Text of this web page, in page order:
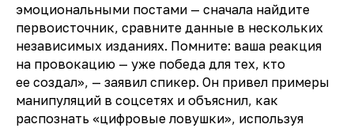
эмоциональными постами — сначала найдите
первоисточник, сравните данные в нескольких
независимых изданиях. Помните: ваша реакция
на провокацию — уже победа для тех, кто
ее создал», — заявил спикер. Он привел примеры
манипуляций в соцсетях и объяснил, как
распознать «цифровые ловушки», используя